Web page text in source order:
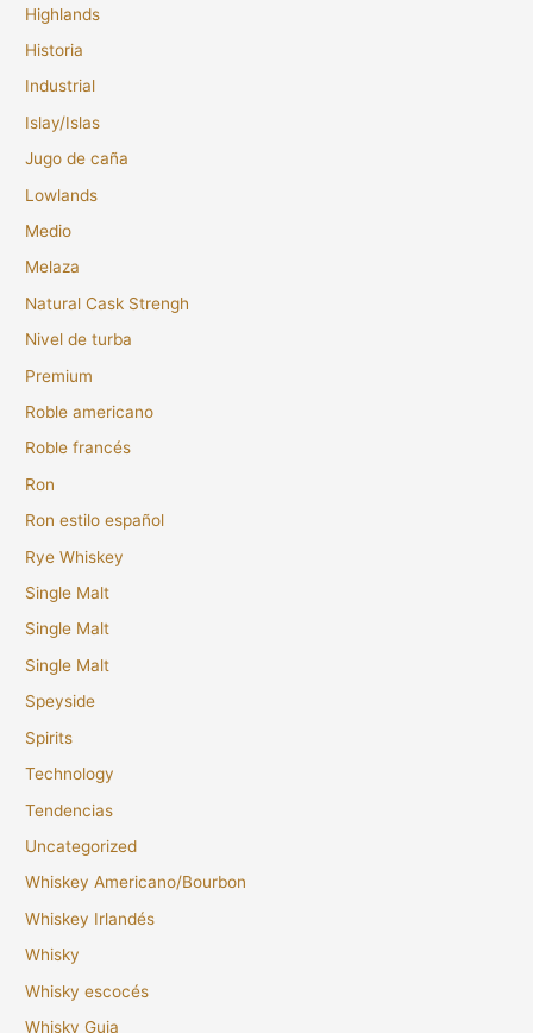
Highlands
Historia
Industrial
Islay/Islas
Jugo de caña
Lowlands
Medio
Melaza
Natural Cask Strengh
Nivel de turba
Premium
Roble americano
Roble francés
Ron
Ron estilo español
Rye Whiskey
Single Malt
Single Malt
Single Malt
Speyside
Spirits
Technology
Tendencias
Uncategorized
Whiskey Americano/Bourbon
Whiskey Irlandés
Whisky
Whisky escocés
Whisky Guia